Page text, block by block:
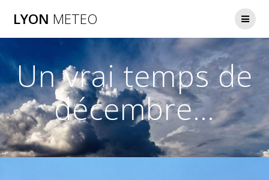
LYON METEO
Un vrai temps de
décembre…